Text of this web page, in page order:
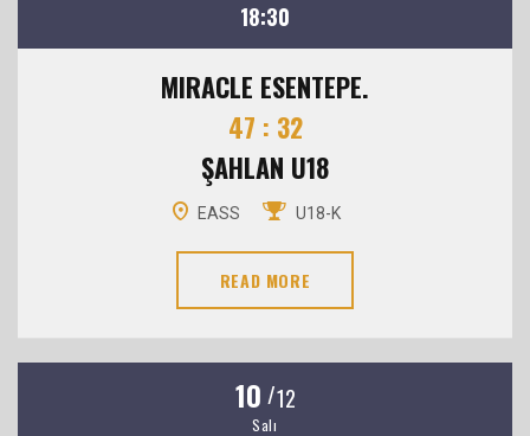
18:30
MIRACLE ESENTEPE.
47 : 32
ŞAHLAN U18
EASS U18-K
READ MORE
10 /12
Salı